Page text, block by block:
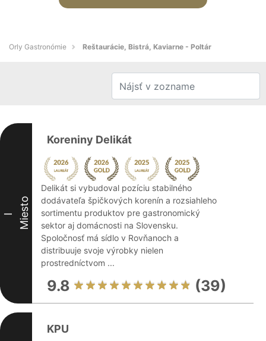
Orly Gastronómie Reštaurácie, Bistrá, Kaviarne - Poltár
I Miesto
Koreniny Delikát
Delikát si vybudoval pozíciu stabilného
dodávateľa špičkových korenín a rozsiahleho
sortimentu produktov pre gastronomický
sektor aj domácnosti na Slovensku.
Spoločnosť má sídlo v Rovňanoch a
distribuuje svoje výrobky nielen
prostredníctvom ...
9.8 (39)
KPU